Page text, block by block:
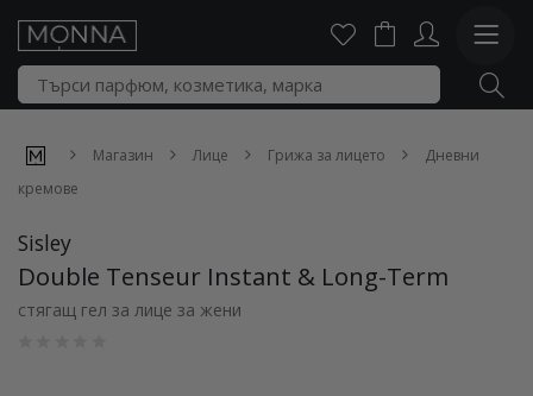
Магазин Лице Грижа за лицето
Дневни
кремове
Sisley
Double Tenseur Instant & Long-Term
стягащ гел за лице за жени